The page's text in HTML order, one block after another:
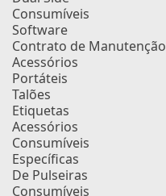
Consumíveis
Software
Contrato de Manutenção
Acessórios
Portáteis
Talões
Etiquetas
Acessórios
Consumíveis
Específicas
De Pulseiras
Consumíveis